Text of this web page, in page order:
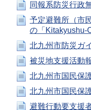
同報系防災行政
予定避難所（市
の「Kitakyushu-
北九州市防災ガ
被災地支援活動
北九州市国民保
北九州市国民保
避難行動要支援